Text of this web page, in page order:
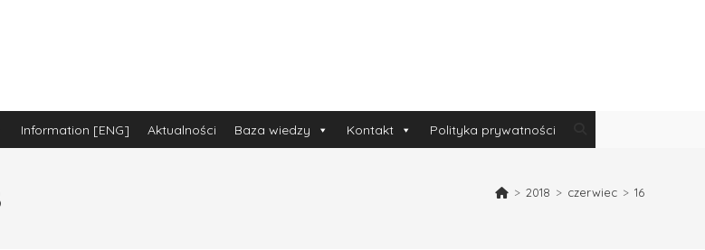
Information [ENG] Aktualności Baza wiedzy Kontakt Polityka prywatności
> 2018 > czerwiec > 16